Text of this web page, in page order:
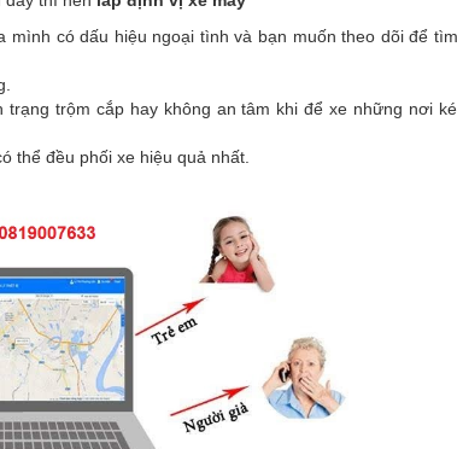
có dấu hiệu ngoại tình và bạn muốn theo dõi để
trộm cắp hay không an tâm khi để xe những nơi
thể đều phối xe hiệu quả nhất.